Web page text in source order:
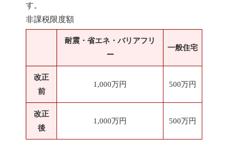
す。
非課税限度額
耐震・省エネ・バリアフリ
ー
一般住宅
改正
前
1,000万円 500万円
改正
後
1,000万円 500万円